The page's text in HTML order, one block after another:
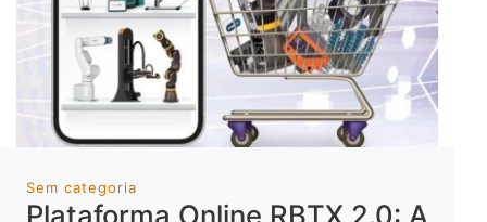
Sem categoria
Plataforma Online RBTX 2.0: A